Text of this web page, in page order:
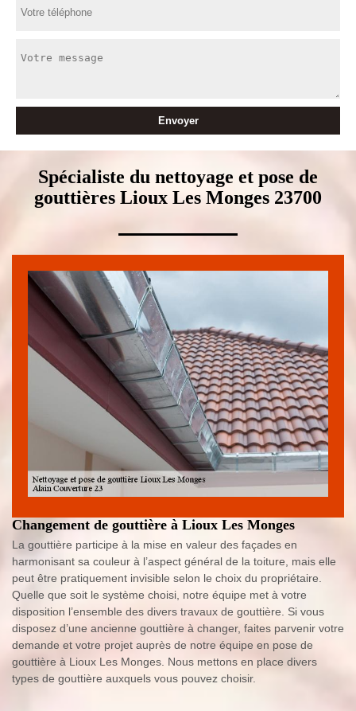
Spécialiste du nettoyage et pose de
gouttières Lioux Les Monges 23700
Changement de gouttière à Lioux Les Monges
La gouttière participe à la mise en valeur des façades en
harmonisant sa couleur à l’aspect général de la toiture, mais elle
peut être pratiquement invisible selon le choix du propriétaire.
Quelle que soit le système choisi, notre équipe met à votre
disposition l’ensemble des divers travaux de gouttière. Si vous
disposez d’une ancienne gouttière à changer, faites parvenir votre
demande et votre projet auprès de notre équipe en pose de
gouttière à Lioux Les Monges. Nous mettons en place divers
types de gouttière auxquels vous pouvez choisir.